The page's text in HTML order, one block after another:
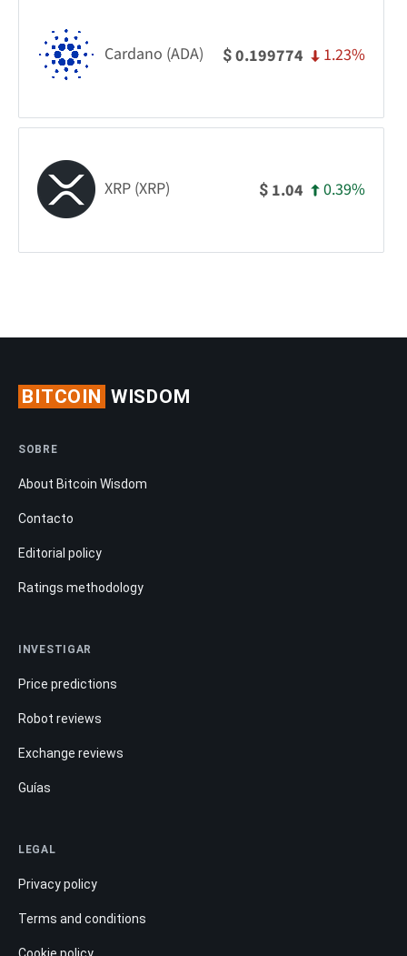
Cardano (ADA) $0.199774 1.23%
XRP (XRP) $ 1.04 0.39%
BITCOIN WISDOM
SOBRE
About Bitcoin Wisdom
Contacto
Editorial policy
Ratings methodology
INVESTIGAR
Price predictions
Robot reviews
Exchange reviews
Guías
LEGAL
Privacy policy
Terms and conditions